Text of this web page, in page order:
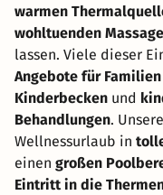
warmen
wohltuenden
lassen. Viele dieser
Angebote für Familien
Kinderbecken und
Behandlungen.
Wellnessurlaub in
einen großen
Eintritt in die